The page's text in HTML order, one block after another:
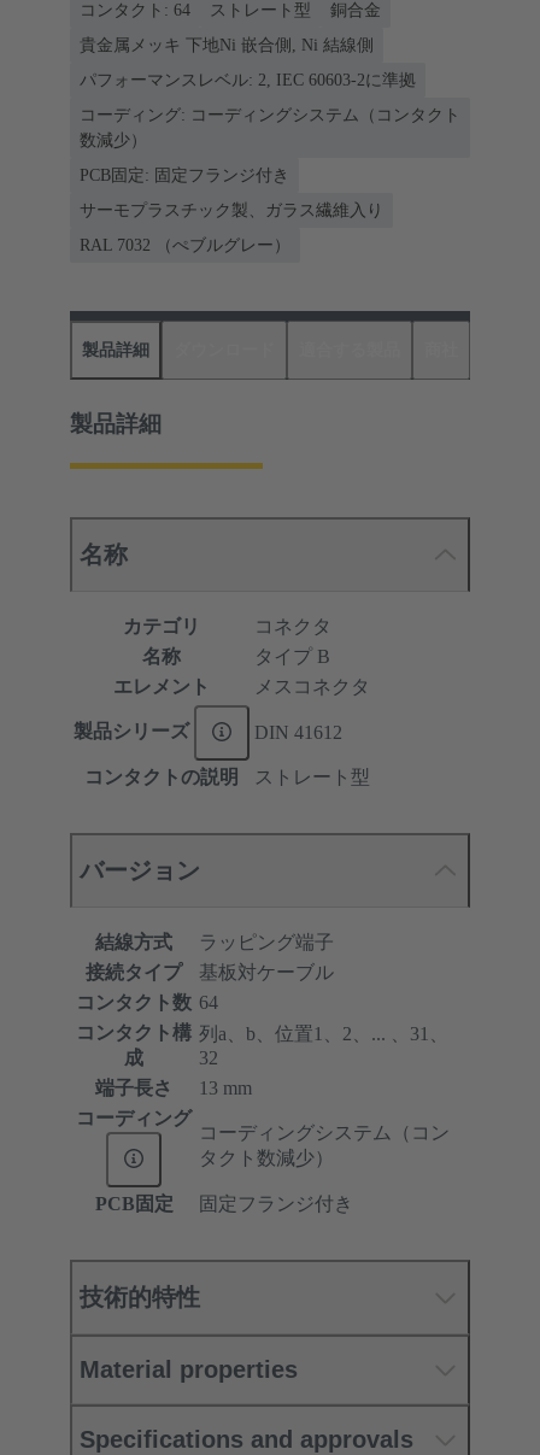
コンタクト: 64
ストレート型
銅合金
貴金属メッキ 下地Ni 嵌合側, Ni 結線側
パフォーマンスレベル: 2, IEC 60603-2に準拠
コーディング: コーディングシステム（コンタクト
数減少）
PCB固定: 固定フランジ付き
サーモプラスチック製、ガラス繊維入り
RAL 7032 （ぺブルグレー）
製品詳細
製品詳細
名称
カテゴリ
コネクタ
名称
タイプ B
エレメント
メスコネクタ
製品シリーズ DIN 41612
コンタクトの説明 ストレート型
バージョン
結線方式
ラッピング端子
接続タイプ
基板対ケーブル
コンタクト数 64
コンタクト構
成
列a、b、位置1、2、... 、31、
32
端子長さ
13 mm
コーディング
コーディングシステム（コン
タクト数減少）
PCB固定 固定フランジ付き
技術的特性
Material properties
Specifications and approvals